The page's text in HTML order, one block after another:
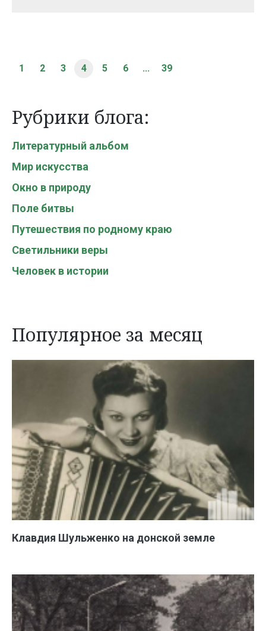
1 2 3 4 5 6 ... 39
Рубрики блога:
Литературный альбом
Мир искусства
Окно в природу
Поле битвы
Путешествия по родному краю
Светильники веры
Человек в истории
Популярное за месяц
Клавдия Шульженко на донской земле